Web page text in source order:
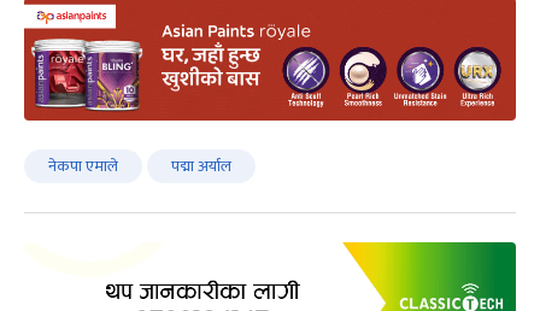
नेकपा एमाले पद्मा अर्याल